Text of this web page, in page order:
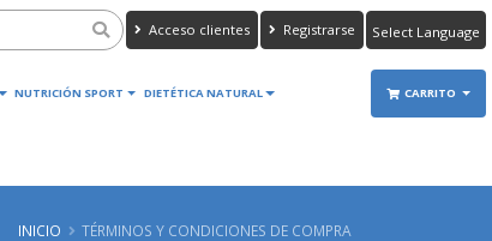
Acceso clientes Registrarse
Translate
NUTRICIÓN SPORT DIETÉTICA NATURAL CARRITO
INICIO TÉRMINOS Y CONDICIONES DE COMPRA